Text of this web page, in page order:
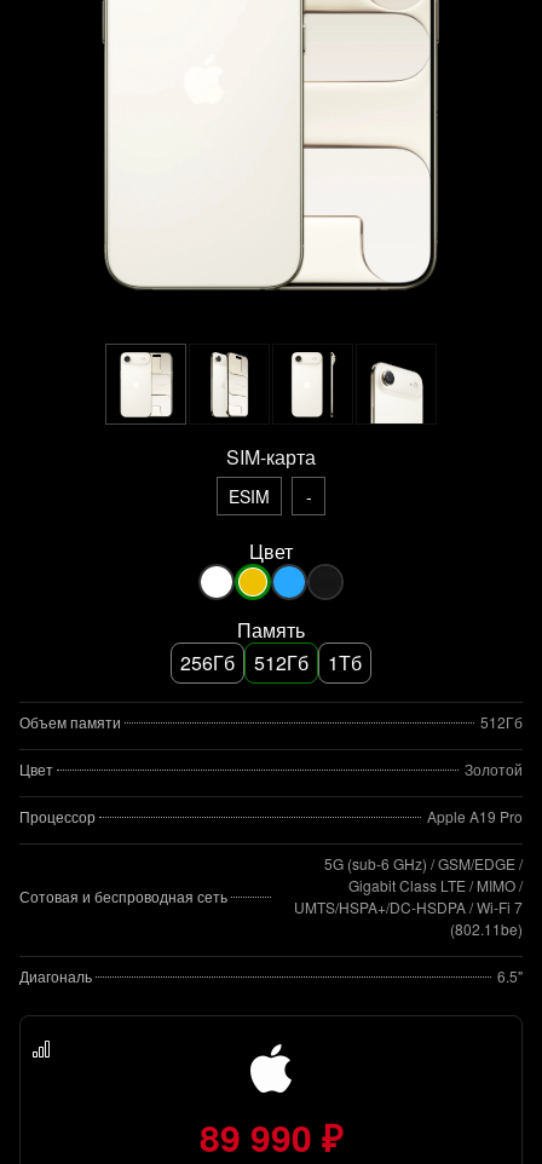
SIM-карта
ESIM -
Цвет
Память
256Гб
512Гб 1Тб
Объем памяти 512Гб
Цвет Золотой
Процессор Apple A19 Pro
Сотовая и беспроводная сеть
5G (sub‑6 GHz) / GSM/EDGE /
Gigabit Class LTE / MIMO /
UMTS/HSPA+/DC‑HSDPA / Wi‑Fi 7
(802.11be)
Диагональ 6.5"
89 990 ₽